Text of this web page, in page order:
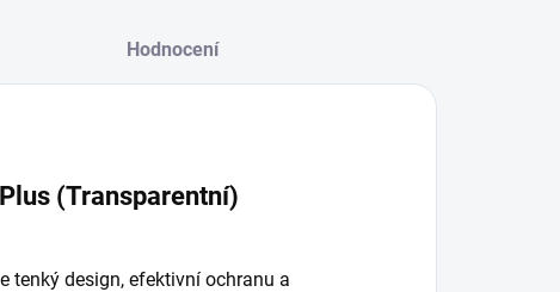
Hodnocení
(Transparentní)
tenký design, efektivní ochranu a